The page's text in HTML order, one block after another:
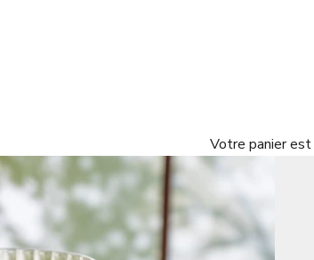
Votre panier est